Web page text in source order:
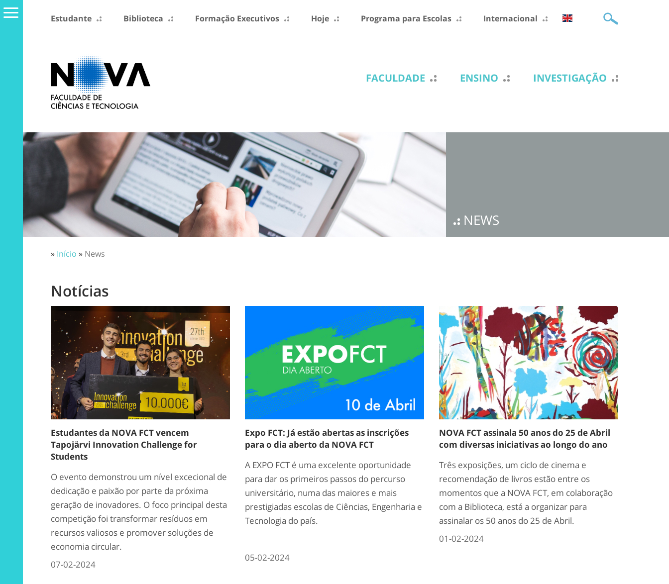
Estudante Biblioteca Formação Executivos Hoje Programa para Escolas Internacional
FACULDADE ENSINO INVESTIGAÇÃO
NEWS
» Início » News
Notícias
Estudantes da NOVA FCT vencem
Tapojärvi Innovation Challenge for
Students
O evento demonstrou um nível excecional de
dedicação e paixão por parte da próxima
geração de inovadores. O foco principal desta
competição foi transformar resíduos em
recursos valiosos e promover soluções de
economia circular.
07-02-2024
Expo FCT: Já estão abertas as inscrições
para o dia aberto da NOVA FCT
A EXPO FCT é uma excelente oportunidade
para dar os primeiros passos do percurso
universitário, numa das maiores e mais
prestigiadas escolas de Ciências, Engenharia e
Tecnologia do país.
05-02-2024
NOVA FCT assinala 50 anos do 25 de Abril
com diversas iniciativas ao longo do ano
Três exposições, um ciclo de cinema e
recomendação de livros estão entre os
momentos que a NOVA FCT, em colaboração
com a Biblioteca, está a organizar para
assinalar os 50 anos do 25 de Abril.
01-02-2024